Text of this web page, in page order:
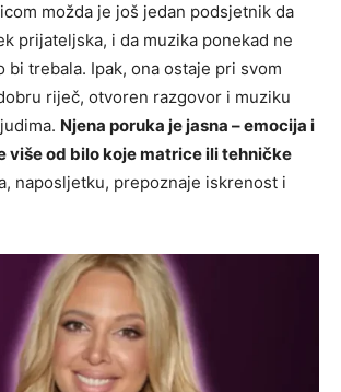
možda je još jedan podsjetnik da
prijateljska, i da muzika ponekad ne
bi trebala. Ipak, ona ostaje pri svom
riječ, otvoren razgovor i muziku
Njena poruka je jasna – emocija i
više od bilo koje matrice ili tehničke
naposljetku, prepoznaje iskrenost i